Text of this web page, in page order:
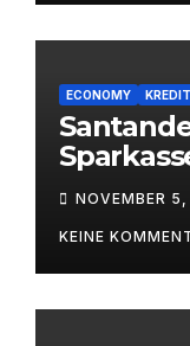
ECONOMY KREDIT
bessere
alitaj.de
NOVEMBER
KEINE